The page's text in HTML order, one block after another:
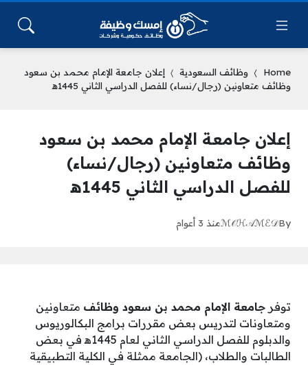
Home وظائف السعودية
إعلان جامعة الإمام محمد بن سعود
وظائف متعاونين (رجال/نساء) للفصل الدراسي الثاني 1445ه‍
إعلان جامعة الإمام محمد بن سعود
وظائف متعاونين (رجال/نساء)
للفصل الدراسي الثاني 1445ه‍
By
ℳ𝒪ℋ𝒜ℳℰ𝒟منذ 3 أعوام
توفر جامعة الإمام محمد بن سعود وظائف متعاونين
ومتعاونات لتدريس بعض مقررات برامج البكالوريوس
والدبلوم للفصل الدراسي الثاني لعام 1445ه‍ في بعض
الطالبات والطلاب، (الجامعة ممثلة في الكلية التطبيقية